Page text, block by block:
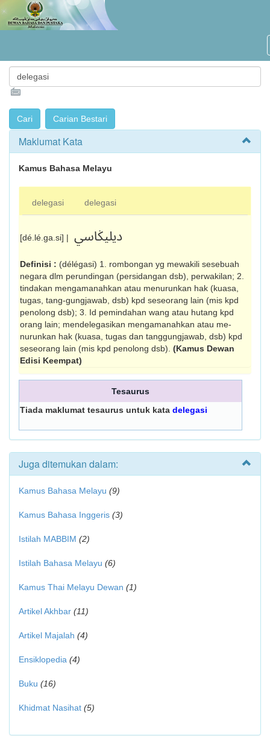
Maklumat Kata
Kamus Bahasa Melayu
delegasi delegasi
[dé.lé.ga.si] | ديليݢاسي
Definisi : (délégasi) 1. rombongan yg mewakili sesebuah
negara dlm perundingan (persidang­an dsb), perwakilan; 2.
tindakan mengamanah­kan atau menurunkan hak (kuasa,
tugas, tang-gungjawab, dsb) kpd seseorang lain (mis kpd
penolong dsb); 3. Id pemindahan wang atau hutang kpd
orang lain; mendelegasikan mengamanahkan atau me­­
nurunkan hak (kuasa, tugas dan tang­gungjawab, dsb) kpd
seseorang lain (mis kpd penolong dsb). (Kamus Dewan
Edisi Keempat)
Tesaurus
Tiada maklumat tesaurus untuk kata delegasi
Juga ditemukan dalam:
Kamus Bahasa Melayu (9)
Kamus Bahasa Inggeris (3)
Istilah MABBIM (2)
Istilah Bahasa Melayu (6)
Kamus Thai Melayu Dewan (1)
Artikel Akhbar (11)
Artikel Majalah (4)
Ensiklopedia (4)
Buku (16)
Khidmat Nasihat (5)